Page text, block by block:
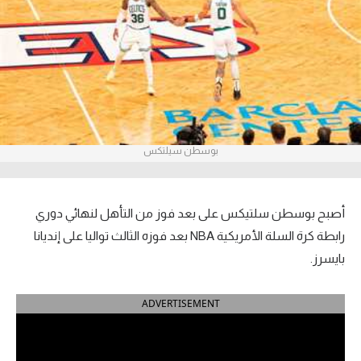
آراء حرة
ركن الألعاب
بطولات
أمريكا 2026
الدوري الإنجليزي الممتاز
الدوري الإسباني
بوسطن سيلتكس
أصبح بوسطن سلتيكس على بعد فوز من التأهل لنهائي دوري
رابطة كرة السلة الأمريكية NBA بعد فوزه الثالث تواليا على إنديانا
بايسرز.
ADVERTISEMENT